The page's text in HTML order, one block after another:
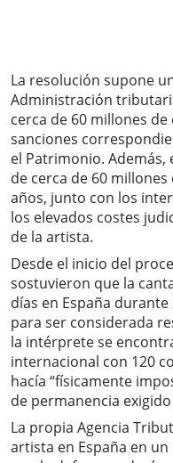
La resolución supone
Administración
cerca de 60 millones
sanciones
el Patrimonio.
de cerca de 60
años, junto con los
los elevados costes
de la artista.
Desde el inicio del
sostuvieron que la
días en España
para ser considerada
la intérprete se
internacional con 120
hacía “físicamente
de permanencia
La propia Agencia
artista en España en